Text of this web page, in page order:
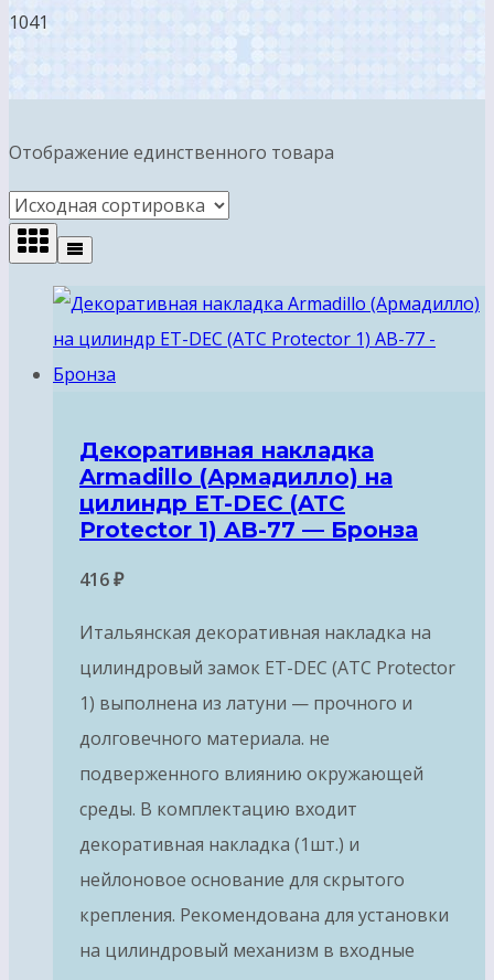
1041
Отображение единственного товара
Декоративная накладка
Armadillo (Армадилло) на
цилиндр ET-DEC (ATC
Protector 1) AB-77 — Бронза
416₽
Итальянская декоративная накладка на
цилиндровый замок ET-DEC (ATC Protector
1) выполнена из латуни — прочного и
долговечного материала. не
подверженного влиянию окружающей
среды. В комплектацию входит
декоративная накладка (1шт.) и
нейлоновое основание для скрытого
крепления. Рекомендована для установки
на цилиндровый механизм в входные